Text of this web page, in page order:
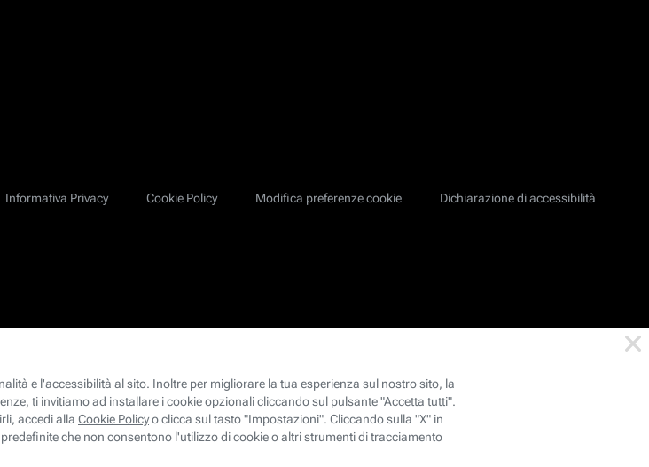
Informativa Privacy
Cookie Policy Modifica preferenze cookie Dichiarazione di accessibilità